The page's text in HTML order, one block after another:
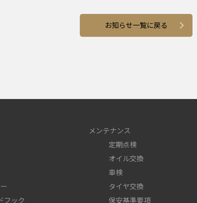
お知らせ一覧に戻る
フック
メンテナンス
定期点検
オイル交換
車検
タイヤ交換
保安基準要項